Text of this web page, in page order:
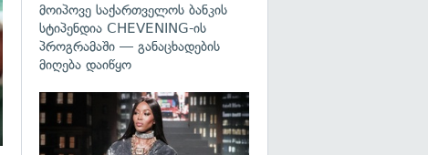
გადახედვა
მოიპოვე საქართველოს ბანკის
სტიპენდია CHEVENING-ის
პროგრამაში — განაცხადების
მიღება დაიწყო